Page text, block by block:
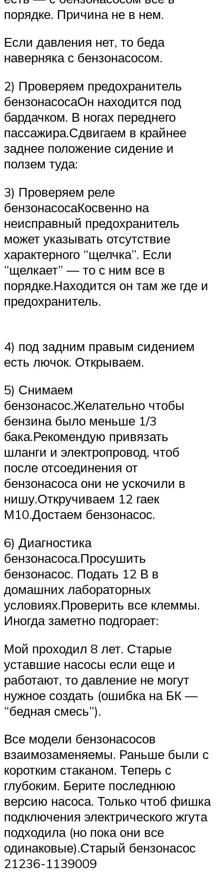
порядке. Причина не в нем.
Если давления нет, то беда
наверняка с бензонасосом.
2) Проверяем предохранитель
бензонасосаОн находится под
бардачком. В ногах переднего
пассажира.Сдвигаем в крайнее
заднее положение сидение и
ползем туда:
3) Проверяем реле
бензонасосаКосвенно на
неисправный предохранитель
может указывать отсутствие
характерного “щелчка”. Если
“щелкает” — то с ним все в
порядке.Находится он там же где и
предохранитель.
4) под задним правым сидением
есть лючок. Открываем.
5) Снимаем
бензонасос.Желательно чтобы
бензина было меньше 1/3
бака.Рекомендую привязать
шланги и электропровод, чтоб
после отсоединения от
бензонасоса они не ускочили в
нишу.Откручиваем 12 гаек
М10.Достаем бензонасос.
6) Диагностика
бензонасоса.Просушить
бензонасос. Подать 12 В в
домашних лабораторных
условиях.Проверить все клеммы.
Иногда заметно подгорает:
Мой проходил 8 лет. Старые
уставшие насосы если еще и
работают, то давление не могут
нужное создать (ошибка на БК —
“бедная смесь”).
Все модели бензонасосов
взаимозаменяемы. Раньше были с
коротким стаканом. Теперь с
глубоким. Берите последнюю
версию насоса. Только чтоб фишка
подключения электрического жгута
подходила (но пока они все
одинаковые).Старый бензонасос
21236-1139009